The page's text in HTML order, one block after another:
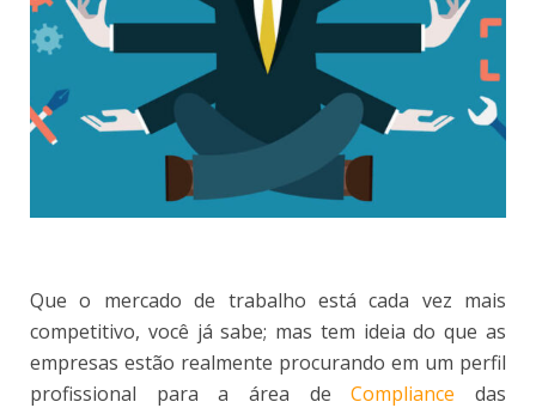
Que o mercado de trabalho está cada vez mais
competitivo, você já sabe; mas tem ideia do que as
empresas estão realmente procurando em um perfil
profissional para a área deCompliance das